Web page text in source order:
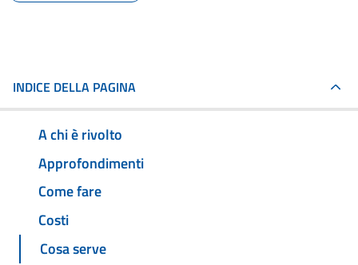
INDICE DELLA PAGINA
A chi è rivolto
Approfondimenti
Come fare
Costi
Cosa serve